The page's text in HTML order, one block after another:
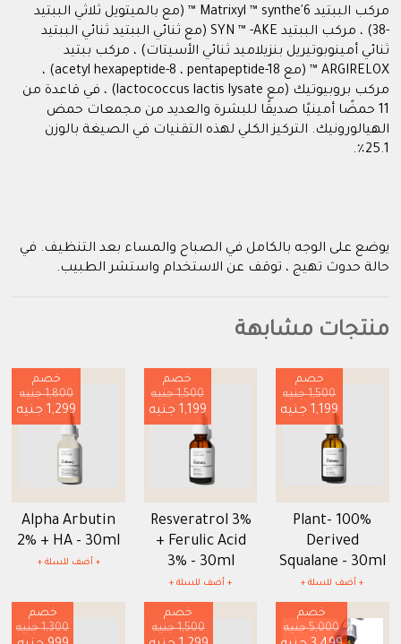
مركب الببتيد Matrixyl ™ synthe'6 ™ (مع بالميتويل ثلاثي الببتيد
-38) ، مركب الببتيد SYN ™ -AKE (مع ثنائي الببتيد ثنائي الببتيد
ثنائي أمينوبوتيريل بنزيلاميد ثنائي الأسيتات) ، مركب ببتيد
ARGIRELOX ™ (مع acetyl hexapeptide-8 ، pentapeptide-18) ،
مركب بروبيوتيك (مع lactococcus lactis lysate) ، في قاعدة من
11 حمضًا أمينيًا صديقًا للبشرة والعديد من مجمعات حمض
الهيالورونيك. التركيز الكلي لهذه التقنيات في الصيغة بالوزن
25.1٪.
يوضع على الوجه بالكامل في الصباح والمساء بعد التنظيف. في
حالة حدوث تهيج ، توقف عن الاستخدام واستشر الطبيب.
منتجات مشابهة
100% Plant-
Derived
Squalane - 30ml
+ أضف للسلة +
خصم
1,500 جنيه
1,199 جنيه
Resveratrol 3%
+ Ferulic Acid
3% - 30ml
+ أضف للسلة +
خصم
1,500 جنيه
1,199 جنيه
Alpha Arbutin
2% + HA - 30ml
+ أضف للسلة +
خصم
1,800 جنيه
1,299 جنيه
خصم
5,000 جنيه
خصم
1,500 جنيه
خصم
1,300 جنيه